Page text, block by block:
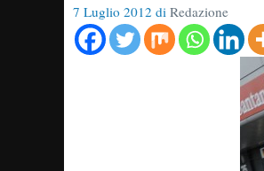
7 Luglio 2012 di Redazione